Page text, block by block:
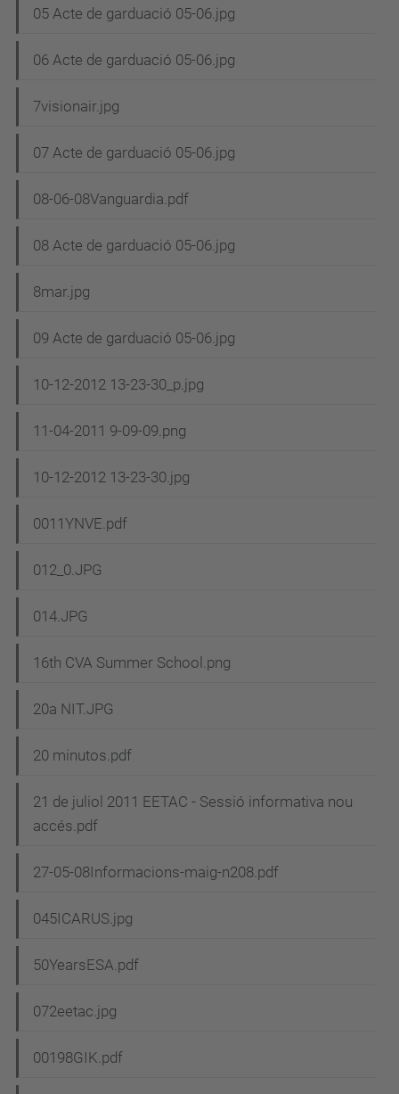
05 Acte de garduació 05-06.jpg
06 Acte de garduació 05-06.jpg
7visionair.jpg
07 Acte de garduació 05-06.jpg
08-06-08Vanguardia.pdf
08 Acte de garduació 05-06.jpg
8mar.jpg
09 Acte de garduació 05-06.jpg
10-12-2012 13-23-30_p.jpg
11-04-2011 9-09-09.png
10-12-2012 13-23-30.jpg
0011YNVE.pdf
012_0.JPG
014.JPG
16th CVA Summer School.png
20a NIT.JPG
20 minutos.pdf
21 de juliol 2011 EETAC - Sessió informativa nou
accés.pdf
27-05-08Informacions-maig-n208.pdf
045ICARUS.jpg
50YearsESA.pdf
072eetac.jpg
00198GIK.pdf